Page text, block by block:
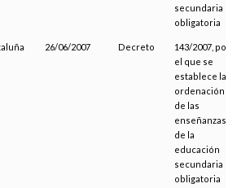
secundaria
obligatoria
26/06/2007 Decreto
143/2007, por
el que se
establece la
ordenación
de las
enseñanzas
de la
educación
secundaria
obligatoria